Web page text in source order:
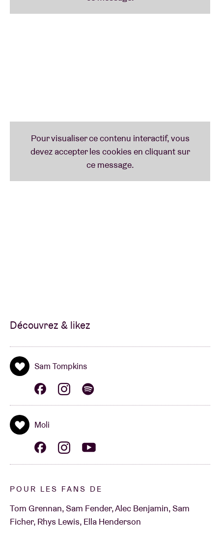
Découvrez & likez
Sam Tompkins
Moli
POUR LES FANS DE
Tom Grennan, Sam Fender, Alec Benjamin, Sam
Ficher, Rhys Lewis, Ella Henderson